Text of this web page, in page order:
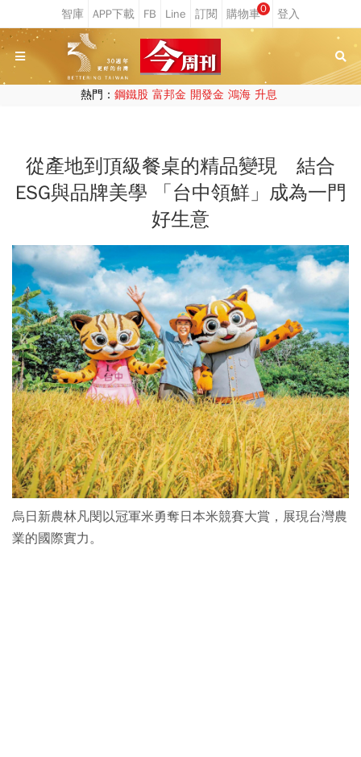
0
熱門： 鋼鐵股 富邦金 開發金 鴻海 升息
從產地到頂級餐桌的精品變現 結合
ESG與品牌美學 「台中領鮮」成為一門
好生意
烏日新農林凡閔以冠軍米勇奪日本米競賽大賞，展現台灣農
業的國際實力。